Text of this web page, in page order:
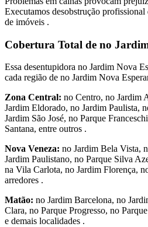
Executamos desobstrução
de imóveis .
Cobertura Total de no
Essa desentupidora no Jardim Nova
cada região de no Jardim Nova
Zona Central: no Centro, no Jardim
Jardim Eldorado, no Jardim Paulista,
Jardim São José, no Parque
Santana, entre outros .
Nova Veneza: no Jardim Bela Vista,
Jardim Paulistano, no Parque Silva
na Vila Carlota, no Jardim Florença,
arredores .
Matão: no Jardim Barcelona, no
Clara, no Parque Progresso, no
e demais localidades .